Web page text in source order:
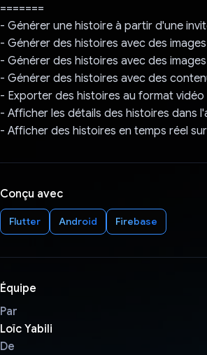
=======
- Générer une histoire à partir d'une
- Générer des histoires avec des
- Générer des histoires avec des
- Générer des histoires avec des
- Exporter des histoires au format vidéo
- Afficher les détails des histoires dans
- Afficher des histoires en temps réel
Conçu avec
Flutter Android Firebase
Équipe
Par
Loïc Yabili
De